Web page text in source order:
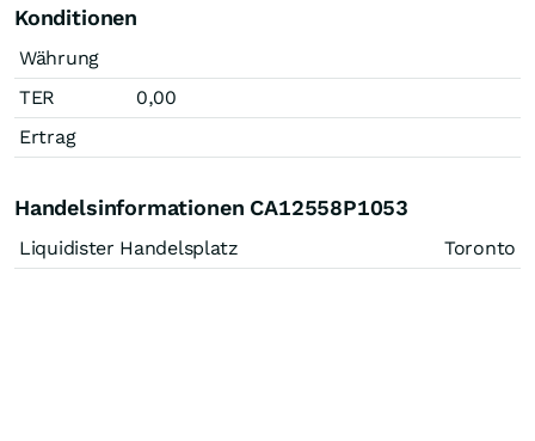
Konditionen
Währung
TER
0,00
Ertrag
Handelsinformationen CA12558P1053
Liquidister Handelsplatz Toronto